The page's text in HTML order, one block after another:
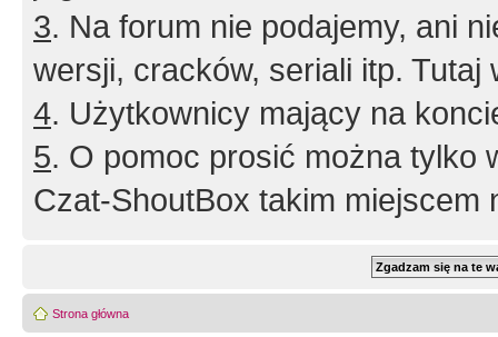
3. Na forum nie podajemy, ani
wersji, cracków, seriali itp. Tutaj
4. Użytkownicy mający na
5. O pomoc prosić można tylko
Czat-ShoutBox takim miejscem
Strona główna